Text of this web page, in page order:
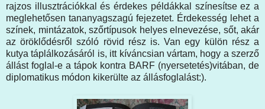
rajzos illusztrációkkal és érdekes példákkal színesítse ez a
meglehetősen tananyagszagú fejezetet. Érdekesség lehet a
színek, mintázatok, szőrtípusok helyes elnevezése, sőt, akár
az öröklődésről szóló rövid rész is. Van egy külön rész a
kutya táplálkozásáról is, itt kíváncsian vártam, hogy a szerző
állást foglal-e a tápok kontra BARF (nyersetetés)vitában, de
diplomatikus módon kikerülte az állásfoglalást:).